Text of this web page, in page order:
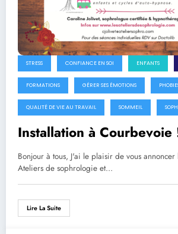
STRESS CONFIANCE EN SOI ENFANTS
FORMATIONS GÉRER SES ÉMOTIONS
QUALITÉ DE VIE AU TRAVAIL SOMMEIL
Installation à Courbevoie
Bonjour à tous, J'ai le plaisir de vous
Ateliers de sophrologie et…
Lire La Suite